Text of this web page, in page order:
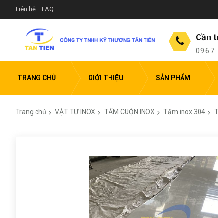
Liên hệ FAQ
Cần
0967
TRANG CHỦ GIỚI THIỆU SẢN PHẨM
Trang chủ VẬT TƯ INOX TẤM CUỘN INOX Tấm inox 304